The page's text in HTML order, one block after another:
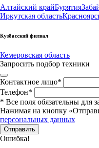
Алтайский крайБурятия
Иркутская область
Кузбасский филиал
Кемеровская область
Запросить подбор техники
Контактное лицо*
Телефон*
* Все поля обязательны для
Нажимая на кнопку
персональных данных
Отправить
Ошибка!